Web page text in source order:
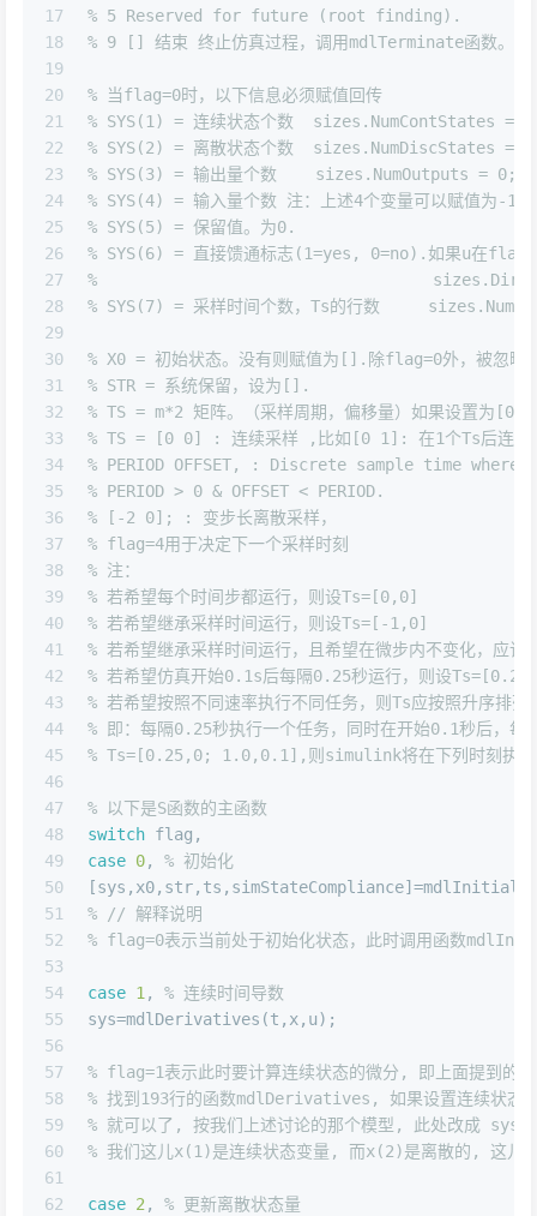
17
18
19
20
21
22
23
24
25
26
27
28
29
30
31
32
33
34
35
36
37
38
39
40
41
42
43
44
45
46
47
48
49
50
51
52
53
54
55
56
57
58
59
60
61
62
% 5 Reserved for future (root finding).
% 9 [] 结束 终止仿真过程，调用mdlTerminate函数
% 当flag=0时，以下信息必须赋值回传
% SYS(1) = 连续状态个数  sizes.NumContStates =
% SYS(2) = 离散状态个数  sizes.NumDiscStates =
% SYS(3) = 输出量个数    sizes.NumOutputs = 0;
% SYS(4) = 输入量个数 注：上述4个变量可以赋值为
% SYS(5) = 保留值。为0.
% SYS(6) = 直接馈通标志(1=yes, 0=no).如果u在
%
% SYS(7) = 采样时间个数，Ts的行数
% X0 = 初始状态。没有则赋值为[].除flag=0外，被忽
% STR = 系统保留，设为[].
% TS = m*2 矩阵。（采样周期，偏移量）如果设置为[0
% TS = [0 0] : 连续采样 ,比如[0 1]: 在1个Ts后连续
% PERIOD OFFSET, : Discrete sample time where
% PERIOD > 0 & OFFSET < PERIOD.
% [-2 0]; : 变步长离散采样，
% flag=4用于决定下一个采样时刻
% 注：
% 若希望每个时间步都运行，则设Ts=[0,0]
% 若希望继承采样时间运行，则设Ts=[-1,0]
% 若希望继承采样时间运行，且希望在微步内不变化，
% 若希望仿真开始0.1s后每隔0.25秒运行，则设
% 若希望按照不同速率执行不同任务，则Ts应按照升序排
% 即：每隔0.25秒执行一个任务，同时在开始0.1秒后，
% Ts=[0.25,0; 1.0,0.1],则simulink将在下列时刻
% 以下是S函数的主函数
switch flag,
case 0, % 初始化
% // 解释说明
% flag=0表示当前处于初始化状态，此时调用函数
case 1 , % 连续时间导数
sys=mdlDerivatives(t,x,u);
% flag=1表示此时要计算连续状态的微分, 即上面提
% 找到193行的函数mdlDerivatives, 如果设置连续状态
% 就可以了, 按我们上述讨论的那个模型, 此处改成
% 我们这儿x(1)是连续状态变量, 而x(2)是离散的, 这儿
case 2 , % 更新离散状态量